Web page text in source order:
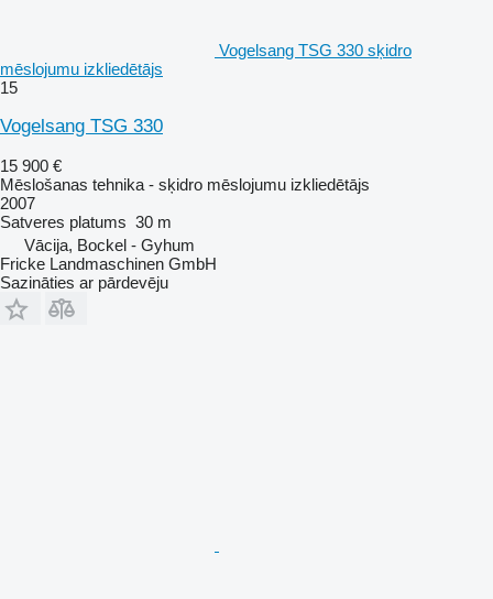
Vogelsang TSG 330 sķidro
mēslojumu izkliedētājs
15
Vogelsang TSG 330
15 900 €
Mēslošanas tehnika - sķidro mēslojumu izkliedētājs
2007
Satveres platums 30 m
Vācija, Bockel - Gyhum
Fricke Landmaschinen GmbH
Sazināties ar pārdevēju